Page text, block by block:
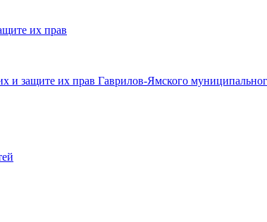
их прав
и защите их прав Гаврилов-Ямского